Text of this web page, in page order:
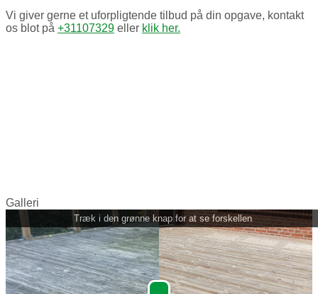
Vi giver gerne et uforpligtende tilbud på din opgave, kontakt
os blot på +31107329 eller klik her.
Galleri
Træk i den grønne knap for at se forskellen